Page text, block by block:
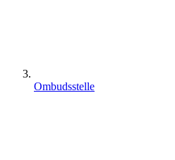
Ombudsstelle